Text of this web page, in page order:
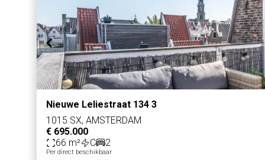
Nieuwe Leliestraat 134 3
1015 SX, AMSTERDAM
€ 695.000
66 m²
C 2
Per direct beschikbaar